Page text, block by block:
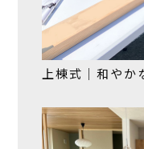
上棟式｜和や